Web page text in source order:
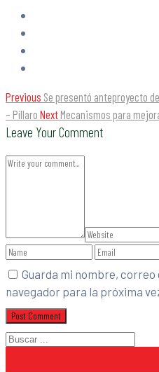
Previous Se presentó anteproyecto
– Píllaro Next Mecanismos para
Leave Your Comment
Guarda mi nombre,
navegador para la próxima